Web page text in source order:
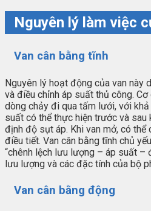
Nguyên lý làm việc
Van cân bằng tĩnh
Nguyên lý hoạt động của van này
và điều chỉnh áp suất thủ công.
dòng chảy đi qua tấm lưới, với
suất có thể thực hiện trước và sau
định độ sụt áp. Khi van mở, có
điều tiết. Van cân bằng tĩnh chủ
“chênh lệch lưu lượng – áp suất –
lưu lượng và các đặc tính của bộ
Van cân bằng động